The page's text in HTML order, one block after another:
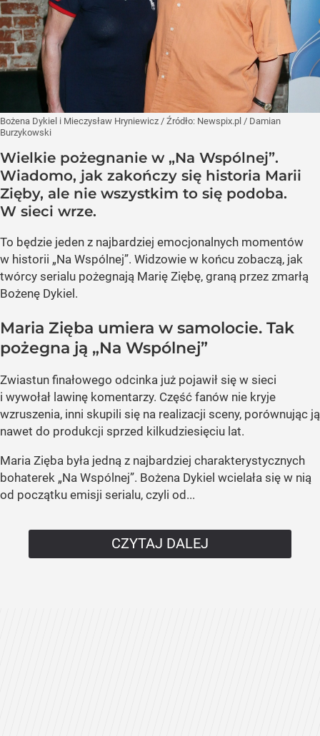
Bożena Dykiel i Mieczysław Hryniewicz / Źródło: Newspix.pl / Damian
Burzykowski
Wielkie pożegnanie w „Na Wspólnej”.
Wiadomo, jak zakończy się historia Marii
Zięby, ale nie wszystkim to się podoba.
W sieci wrze.
To będzie jeden z najbardziej emocjonalnych momentów
w historii „Na Wspólnej”. Widzowie w końcu zobaczą, jak
twórcy serialu pożegnają Marię Ziębę, graną przez zmarłą
Bożenę Dykiel.
Maria Zięba umiera w samolocie. Tak
pożegna ją „Na Wspólnej”
Zwiastun finałowego odcinka już pojawił się w sieci
i wywołał lawinę komentarzy. Część fanów nie kryje
wzruszenia, inni skupili się na realizacji sceny, porównując ją
nawet do produkcji sprzed kilkudziesięciu lat.
Maria Zięba była jedną z najbardziej charakterystycznych
bohaterek „Na Wspólnej”. Bożena Dykiel wcielała się w nią
od początku emisji serialu, czyli od...
CZYTAJ DALEJ